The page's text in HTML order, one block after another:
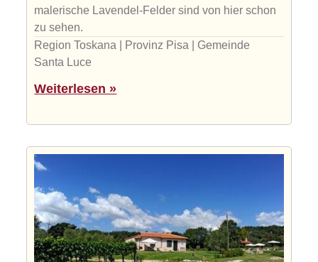
malerische Lavendel-Felder sind von hier schon
zu sehen.
Region Toskana | Provinz Pisa | Gemeinde
Santa Luce
Weiterlesen »